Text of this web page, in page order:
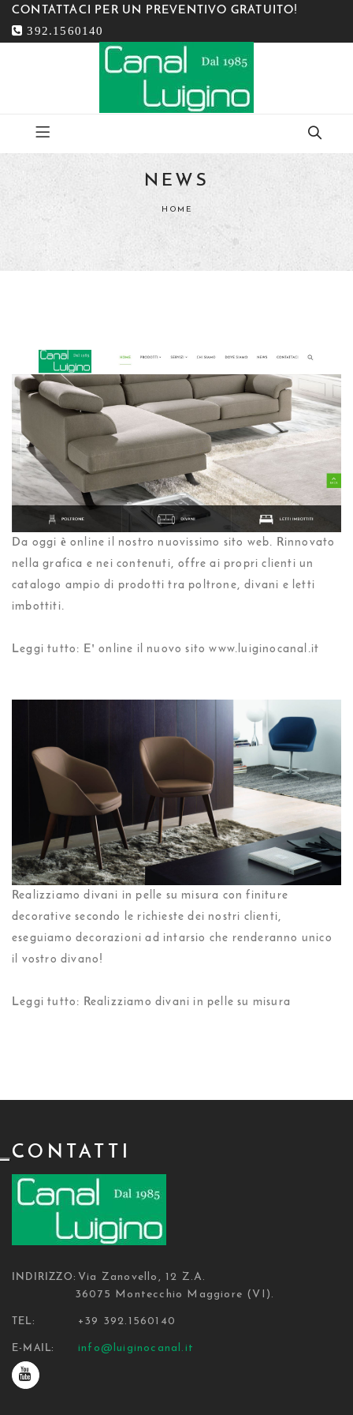
CONTATTACI PER UN PREVENTIVO GRATUITO!
392.1560140
NEWS
HOME
Da oggi è online il nostro nuovissimo sito web. Rinnovato
nella grafica e nei contenuti, offre ai propri clienti un
catalogo ampio di prodotti tra poltrone, divani e letti
imbottiti.
Leggi tutto: E' online il nuovo sito www.luiginocanal.it
Realizziamo divani in pelle su misura con finiture
decorative secondo le richieste dei nostri clienti,
eseguiamo decorazioni ad intarsio che renderanno unico
il vostro divano!
Leggi tutto: Realizziamo divani in pelle su misura
CONTATTI
INDIRIZZO: Via Zanovello, 12 Z.A.
36075 Montecchio Maggiore (VI).
TEL: +39 392.1560140
E-MAIL: info@luiginocanal.it